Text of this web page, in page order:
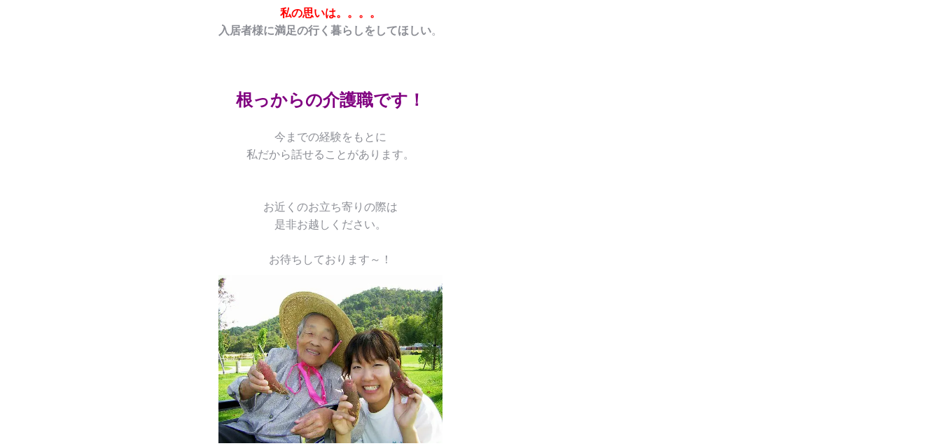
私の思いは。。。。
入居者様に満足の行く暮らしをしてほしい。
根っからの介護職です！
今までの経験をもとに
私だから話せることがあります。
お近くのお立ち寄りの際は
是非お越しください。
お待ちしております～！